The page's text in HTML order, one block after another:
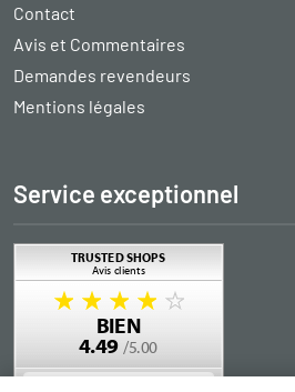
Contact
Avis et Commentaires
Demandes revendeurs
Mentions légales
Service exceptionnel